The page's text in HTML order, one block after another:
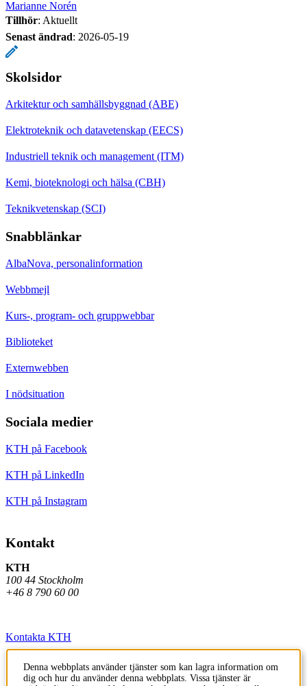
Marianne Norén
Tillhör: Aktuellt
Senast ändrad: 2026-05-19
Skolsidor
Arkitektur och samhällsbyggnad (ABE)
Elektroteknik och datavetenskap (EECS)
Industriell teknik och management (ITM)
Kemi, bioteknologi och hälsa (CBH)
Teknikvetenskap (SCI)
Snabblänkar
AlbaNova, personalinformation
Webbmejl
Kurs-, program- och gruppwebbar
Biblioteket
Externwebben
I nödsituation
Sociala medier
KTH på Facebook
KTH på LinkedIn
KTH på Instagram
Kontakt
KTH
100 44 Stockholm
+46 8 790 60 00
Kontakta KTH
Jobba på KTH
Denna webbplats använder tjänster som kan lagra information om
dig och hur du använder denna webbplats. Vissa tjänster är